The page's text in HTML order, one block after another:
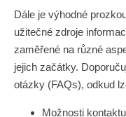
Dále je výhodné
užitečné zdroje
zaměřené na různé
jejich začátky.
otázky (FAQs), odkud
Možnosti